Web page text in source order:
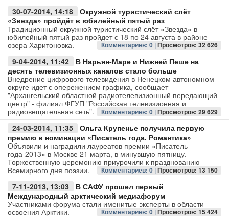
30-07-2014, 14:18
Окружной туристический слёт
«Звезда» пройдёт в юбилейный пятый раз
Традиционный окружной туристический слёт «Звезда» в
юбилейный пятый раз пройдет с 18 по 24 августа в районе
озера Харитоновка.
Комментариев: 0 |Просмотров: 32 626
9-04-2014, 11:42
В Нарьян-Маре и Нижней Пеше на
десять телевизионных каналов стало больше
Внедрение цифрового телевидения в Ненецком автономном
округе идет с опережением графика, сообщает
"Архангельский областной радиотелевизионный передающий
центр" - филиал ФГУП "Российская телевизионная и
радиовещательная сеть".
Комментариев: 0 |Просмотров: 29 629
24-03-2014, 11:35
Ольга Крупенье получила первую
премию в номинации «Писатель года. Романтика»
Объявили и наградили лауреатов премии «Писатель
года-2013» в Москве 21 марта, в минувшую пятницу.
Торжественную церемонию приурочили к празднованию
Всемирного дня поэзии.
Комментариев: 0 |Просмотров: 13 150
7-11-2013, 13:03
В САФУ прошел первый
Международный арктический медиафорум
Участниками форума стали именитые эксперты в области
освоения Арктики.
Комментариев: 0 |Просмотров: 15 424